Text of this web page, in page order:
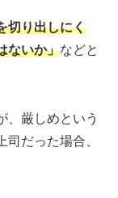
切り出しにく
ないか」などと
、厳しめという
司だった場合、